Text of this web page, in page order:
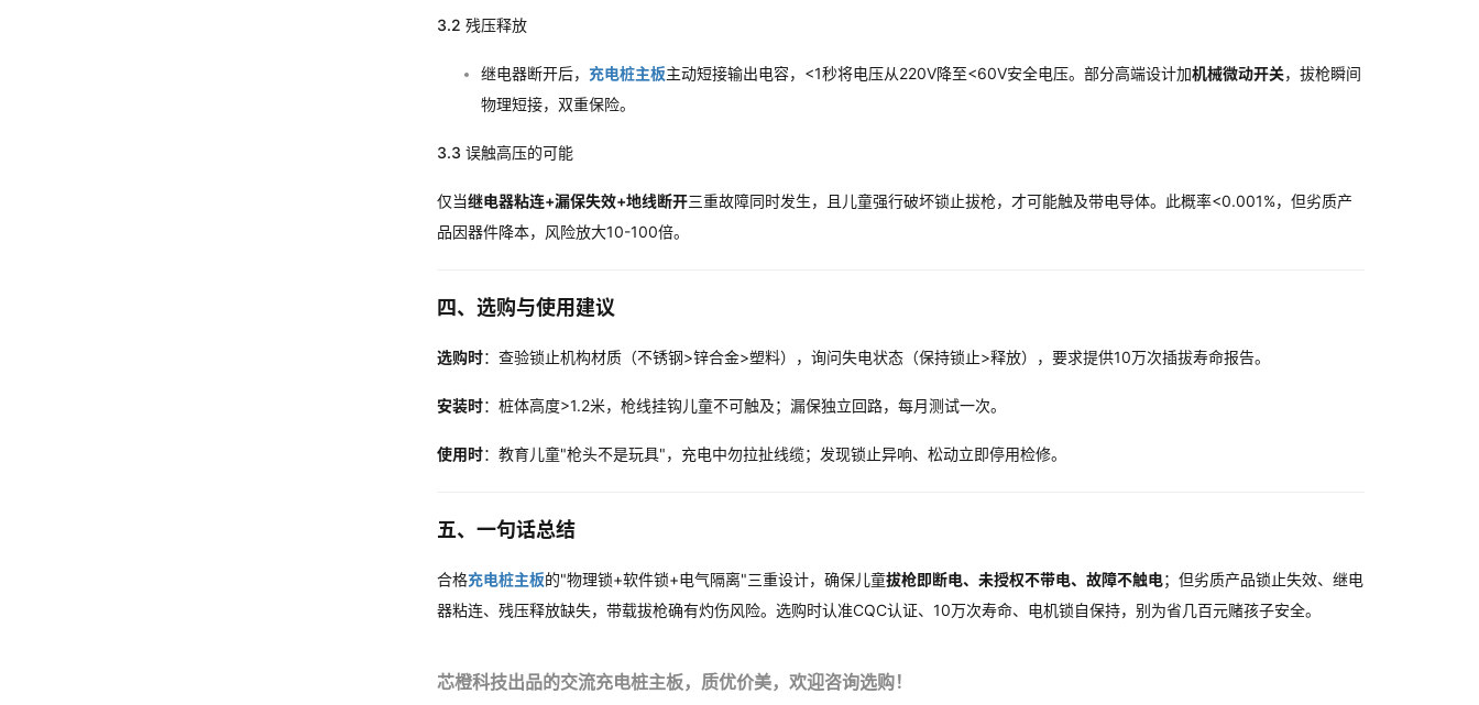
3.2 残压释放
继电器断开后， 充电桩主板主动短接输出电容，<1秒将电压从220V降至<60V安全电压。部分高端设计加机械微动开关，拔枪瞬间
物理短接，双重保险。
3.3 误触高压的可能
仅当继电器粘连+漏保失效+地线断开三重故障同时发生，且儿童强行破坏锁止拔枪，才可能触及带电导体。此概率<0.001%，但劣质产
品因器件降本，风险放大10-100倍。
四、选购与使用建议
选购时：查验锁止机构材质（不锈钢>锌合金>塑料），询问失电状态（保持锁止>释放），要求提供10万次插拔寿命报告。
安装时：桩体高度>1.2米，枪线挂钩儿童不可触及；漏保独立回路，每月测试一次。
使用时：教育儿童"枪头不是玩具"，充电中勿拉扯线缆；发现锁止异响、松动立即停用检修。
五、一句话总结
合格充电桩主板的"物理锁+软件锁+电气隔离"三重设计，确保儿童拔枪即断电、未授权不带电、故障不触电；但劣质产品锁止失效、继电
器粘连、残压释放缺失，带载拔枪确有灼伤风险。选购时认准CQC认证、10万次寿命、电机锁自保持，别为省几百元赌孩子安全。
芯橙科技出品的交流充电桩主板，质优价美，欢迎咨询选购！